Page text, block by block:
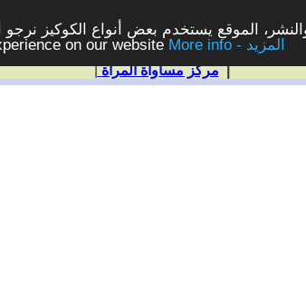
الموقع يستخدم بعض أنواع الكوكيز
on our website
More info - المزيد
| مركز مساواة المرأة|